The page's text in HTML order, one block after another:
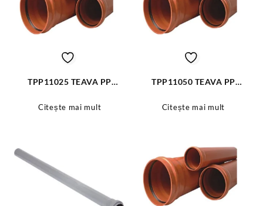
TPP11025 TEAVA PP
Citește mai mult
TPP11050 TEAVA PP
Citește mai mult